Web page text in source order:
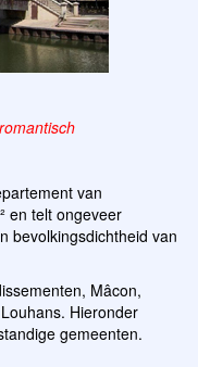
van
en telt ongeveer
bevolkingsdichtheid van
Mâcon,
Hieronder
gemeenten.